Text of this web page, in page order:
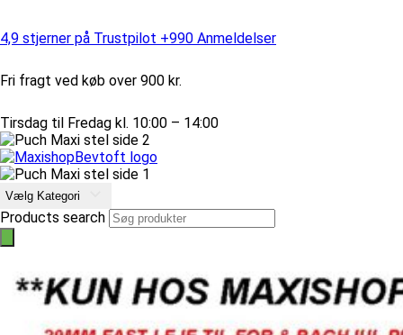
4,9 stjerner på Trustpilot +990 Anmeldelser
Fri fragt ved køb over 900 kr.
Tirsdag til Fredag kl. 10:00 – 14:00
Vælg Kategori
Products search